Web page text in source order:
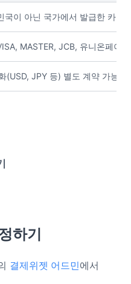
국이 아닌 국가에서 발급한 카드
MASTER, JCB, 유니온페이
(USD, JPY 등) 별도 계약 가능
하기
결제위젯 어드민에서